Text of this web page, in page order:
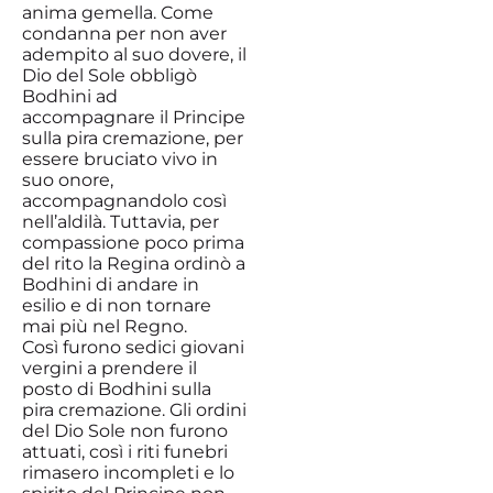
anima gemella. Come
condanna per non aver
adempito al suo dovere, il
Dio del Sole obbligò
Bodhini ad
accompagnare il Principe
sulla pira cremazione, per
essere bruciato vivo in
suo onore,
accompagnandolo così
nell’aldilà. Tuttavia, per
compassione poco prima
del rito la Regina ordinò a
Bodhini di andare in
esilio e di non tornare
mai più nel Regno.
Così furono sedici giovani
vergini a prendere il
posto di Bodhini sulla
pira cremazione. Gli ordini
del Dio Sole non furono
attuati, così i riti funebri
rimasero incompleti e lo